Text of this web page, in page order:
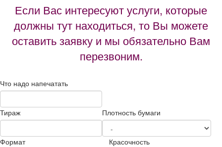
Если Вас интересуют услуги, которые
должны тут находиться, то Вы можете
оставить заявку и мы обязательно Вам
перезвоним.
Что надо напечатать
Тираж Плотность бумаги
Формат Красочность